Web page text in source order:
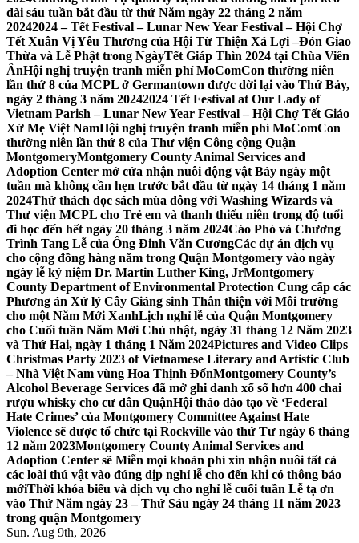
dài sáu tuần bắt đầu từ thứ Năm ngày 22 tháng 2 năm
20242024 – Tết Festival – Lunar New Year Festival – Hội Chợ
Tết Xuân Vị Yêu Thương của Hội Từ Thiện Xá Lợi –Đón Giao
Thừa và Lễ Phật trong NgàyTết Giáp Thìn 2024 tại Chùa Viên
ÂnHội nghị truyện tranh miễn phí MoComCon thường niên
lần thứ 8 của MCPL ở Germantown được dời lại vào Thứ Bảy,
ngày 2 tháng 3 năm 20242024 Tết Festival at Our Lady of
Vietnam Parish – Lunar New Year Festival – Hội Chợ Tết Giáo
Xứ Mẹ Việt NamHội nghị truyện tranh miễn phí MoComCon
thường niên lần thứ 8 của Thư viện Công cộng Quận
MontgomeryMontgomery County Animal Services and
Adoption Center mở cửa nhận nuôi động vật Bảy ngày một
tuần mà không cần hẹn trước bắt đầu từ ngày 14 tháng 1 năm
2024Thử thách đọc sách mùa đông với Washing Wizards và
Thư viện MCPL cho Trẻ em và thanh thiếu niên trong độ tuổi
đi học đến hết ngày 20 tháng 3 năm 2024Cáo Phó và Chương
Trình Tang Lễ của Ông Đinh Văn CươngCác dự án dịch vụ
cho cộng đồng hàng năm trong Quận Montgomery vào ngày
ngày lễ kỷ niệm Dr. Martin Luther King, JrMontgomery
County Department of Environmental Protection Cung cấp các
Phương án Xử lý Cây Giáng sinh Thân thiện với Môi trường
cho một Năm Mới XanhLịch nghỉ lễ của Quận Montgomery
cho Cuối tuần Năm Mới Chủ nhật, ngày 31 tháng 12 Năm 2023
và Thứ Hai, ngày 1 tháng 1 Năm 2024Pictures and Video Clips
Christmas Party 2023 of Vietnamese Literary and Artistic Club
– Nhà Việt Nam vùng Hoa Thịnh ĐốnMontgomery County’s
Alcohol Beverage Services đã mở ghi danh xổ số hơn 400 chai
rượu whisky cho cư dân QuậnHội thảo đào tạo về ‘Federal
Hate Crimes’ của Montgomery Committee Against Hate
Violence sẽ được tổ chức tại Rockville vào thứ Tư ngày 6 tháng
12 năm 2023Montgomery County Animal Services and
Adoption Center sẽ Miễn mọi khoản phí xin nhận nuôi tất cả
các loài thú vật vào đúng dịp nghỉ lễ cho đến khi có thông báo
mớiThời khóa biểu và dịch vụ cho nghỉ lễ cuối tuần Lễ tạ ơn
vào Thứ Năm ngày 23 – Thứ Sáu ngày 24 tháng 11 năm 2023
trong quận Montgomery
Sun. Aug 9th, 2026